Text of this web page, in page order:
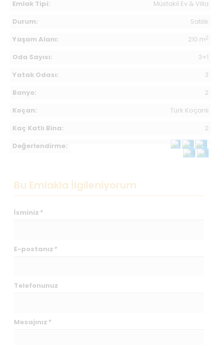
Emlak Tipi:
Müstakil Ev & Villa
Durum:
Satılık
Yaşam Alanı:
210 m2
Oda Sayısı:
3+1
Yatak Odası:
3
Banyo:
2
Koçan:
Türk Koçanlı
Kaç Katlı Bina:
2
Değerlendirme:
Bu Emlakla İlgileniyorum
İsminiz *
E-postanız *
Telefonunuz
Mesajınız *